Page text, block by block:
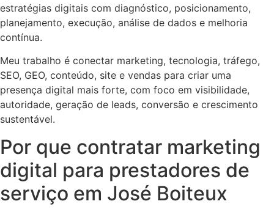
estratégias digitais com diagnóstico, posicionamento,
planejamento, execução, análise de dados e melhoria
contínua.
Meu trabalho é conectar marketing, tecnologia, tráfego,
SEO, GEO, conteúdo, site e vendas para criar uma
presença digital mais forte, com foco em visibilidade,
autoridade, geração de leads, conversão e crescimento
sustentável.
Por que contratar marketing
digital para prestadores de
serviço em José Boiteux